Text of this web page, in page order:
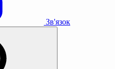
Зв'язок